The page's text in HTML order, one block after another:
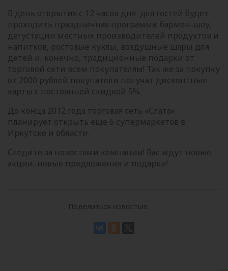
В день открытия с 12 часов дня для гостей будет
проходить праздничная программа: бармен-шоу,
дегустации местных производителей продуктов и
напитков, ростовые куклы, воздушные шары для
детей и, конечно, традиционные подарки от
торговой сети всем покупателям! Так же за покупку
от 2000 рублей покупатели получат дисконтные
карты с постоянной скидкой 5%.
До конца 2012 года торговая сеть «Слата»
планирует открыть еще 6 супермаркетов в
Иркутске и области.
Следите за новостями компании! Вас ждут новые
акции, новые предложения и подарки!
Поделиться новостью